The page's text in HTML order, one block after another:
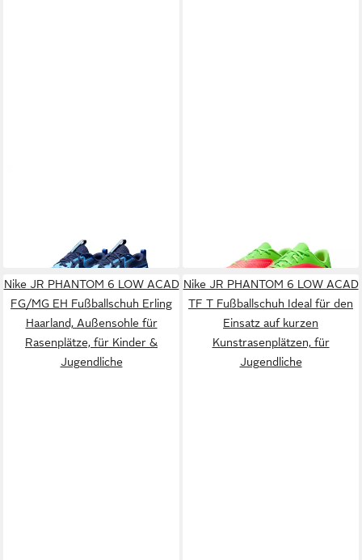
Außensohle für Rasenplätze,
für Kinder & Jugendliche
Nike JR PHANTOM 6 LOW ACAD
FG/MG EH Fußballschuh Erling
Haarland, Außensohle für
Rasenplätze, für Kinder &
Jugendliche
Nike JR PHANTOM 6 LOW ACAD
TF T Fußballschuh Ideal für den
Einsatz auf kurzen
Kunstrasenplätzen, für
Jugendliche